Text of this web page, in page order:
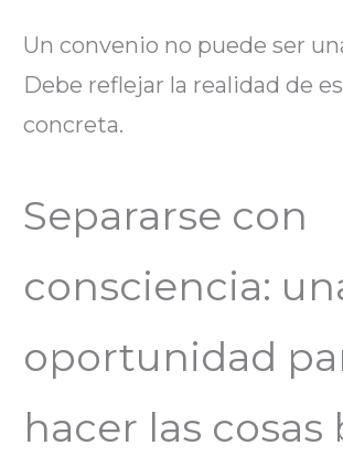
Un convenio no puede ser
Debe reflejar la realidad de
concreta.
Separarse con
consciencia:
oportunidad
hacer las cosas